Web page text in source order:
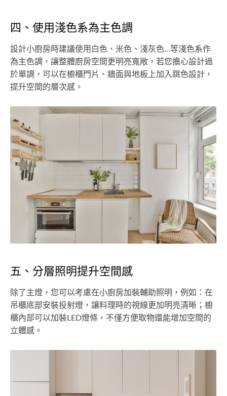
四、使用淺色系為主色調
設計小廚房時建議使用白色、米色、淺灰色…等淺色系作
為主色調，讓整體廚房空間更明亮寬敞，若您擔心設計過
於單調，可以在櫥櫃門片、牆面與地板上加入跳色設計，
提升空間的層次感。
五、分層照明提升空間感
除了主燈，您可以考慮在小廚房加裝輔助照明，例如：在
吊櫃底部安裝投射燈，讓料理時的視線更加明亮清晰；櫥
櫃內部可以加裝LED燈條，不僅方便取物還能增加空間的
立體感。